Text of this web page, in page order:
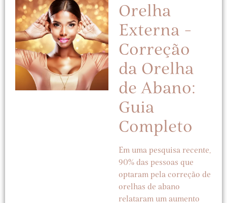
Orelha
Externa -
Correção
da Orelha
de Abano:
Guia
Completo
Em uma pesquisa recente,
90% das pessoas que
optaram pela correção de
orelhas de abano
relataram um aumento